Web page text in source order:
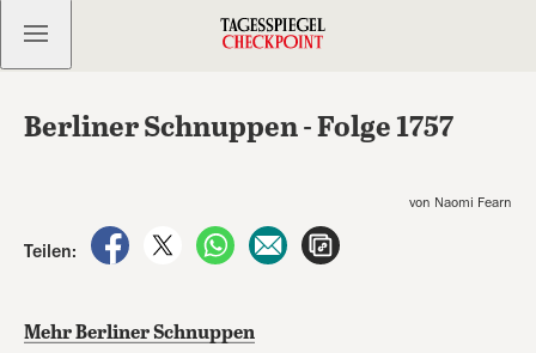
Kostenlos anmelden
Berliner Schnuppen - Folge 1757
von Naomi Fearn
Teilen:
auf Facebook teilen
auf X teilenper WhatsApp teilen
per E-Mail teilen
Mehr Berliner Schnuppen